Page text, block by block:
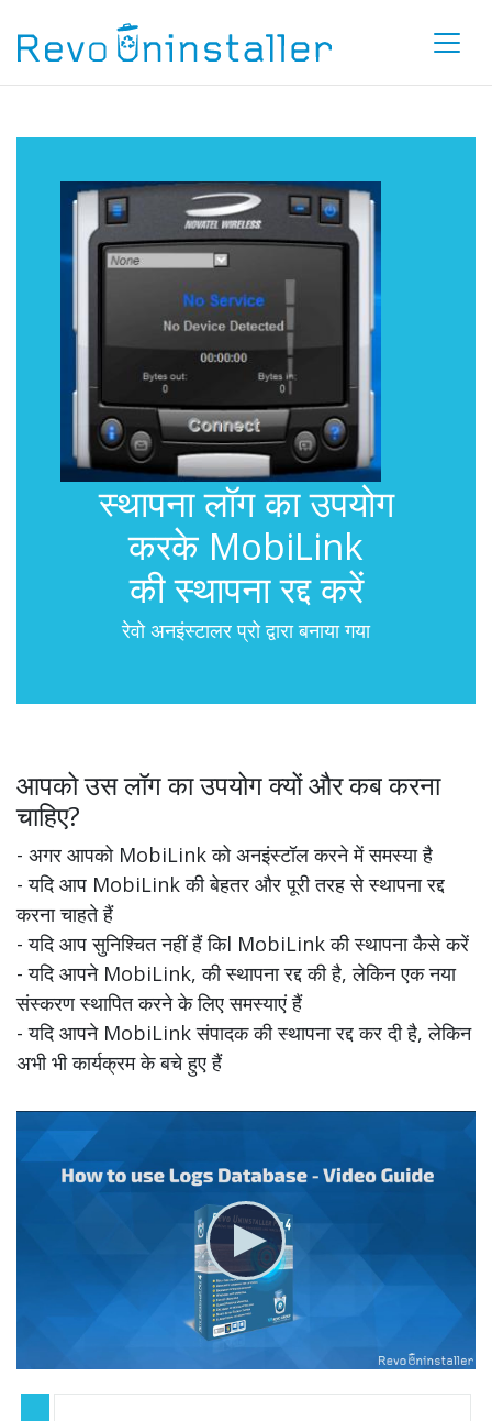
स्थापना लॉग का उपयोग
करके MobiLink
की स्थापना रद्द करें
रेवो अनइंस्टालर प्रो द्वारा बनाया गया
आपको उस लॉग का उपयोग क्यों और कब करना
चाहिए?
- अगर आपको MobiLink को अनइंस्टॉल करने में समस्या है
- यदि आप MobiLink की बेहतर और पूरी तरह से स्थापना रद्द
करना चाहते हैं
- यदि आप सुनिश्चित नहीं हैं किl MobiLink की स्थापना कैसे करें
- यदि आपने MobiLink, की स्थापना रद्द की है, लेकिन एक नया
संस्करण स्थापित करने के लिए समस्याएं हैं
- यदि आपने MobiLink संपादक की स्थापना रद्द कर दी है, लेकिन
अभी भी कार्यक्रम के बचे हुए हैं